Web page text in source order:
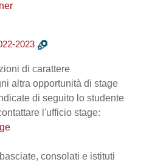
2023
di carattere
altra opportunità di stage
di seguito lo studente
l'ufficio stage:
consolati e istituti